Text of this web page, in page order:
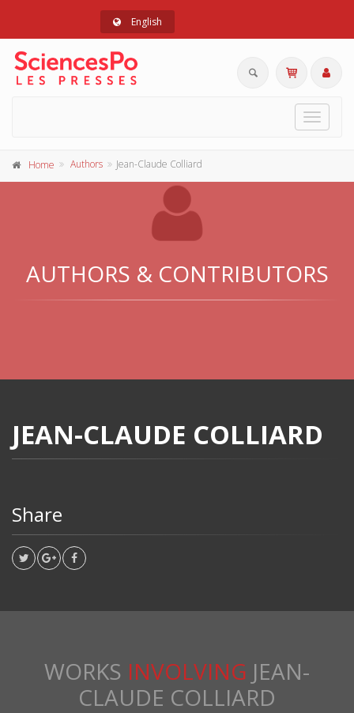
English
Toggle
Home Authors Jean-Claude Colliard
AUTHORS & CONTRIBUTORS
JEAN-CLAUDE COLLIARD
Share
WORKS INVOLVING JEAN-
CLAUDE COLLIARD